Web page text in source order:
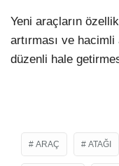
Yeni araçların
artırması ve
düzenli hale
ARAÇ ATAĞI